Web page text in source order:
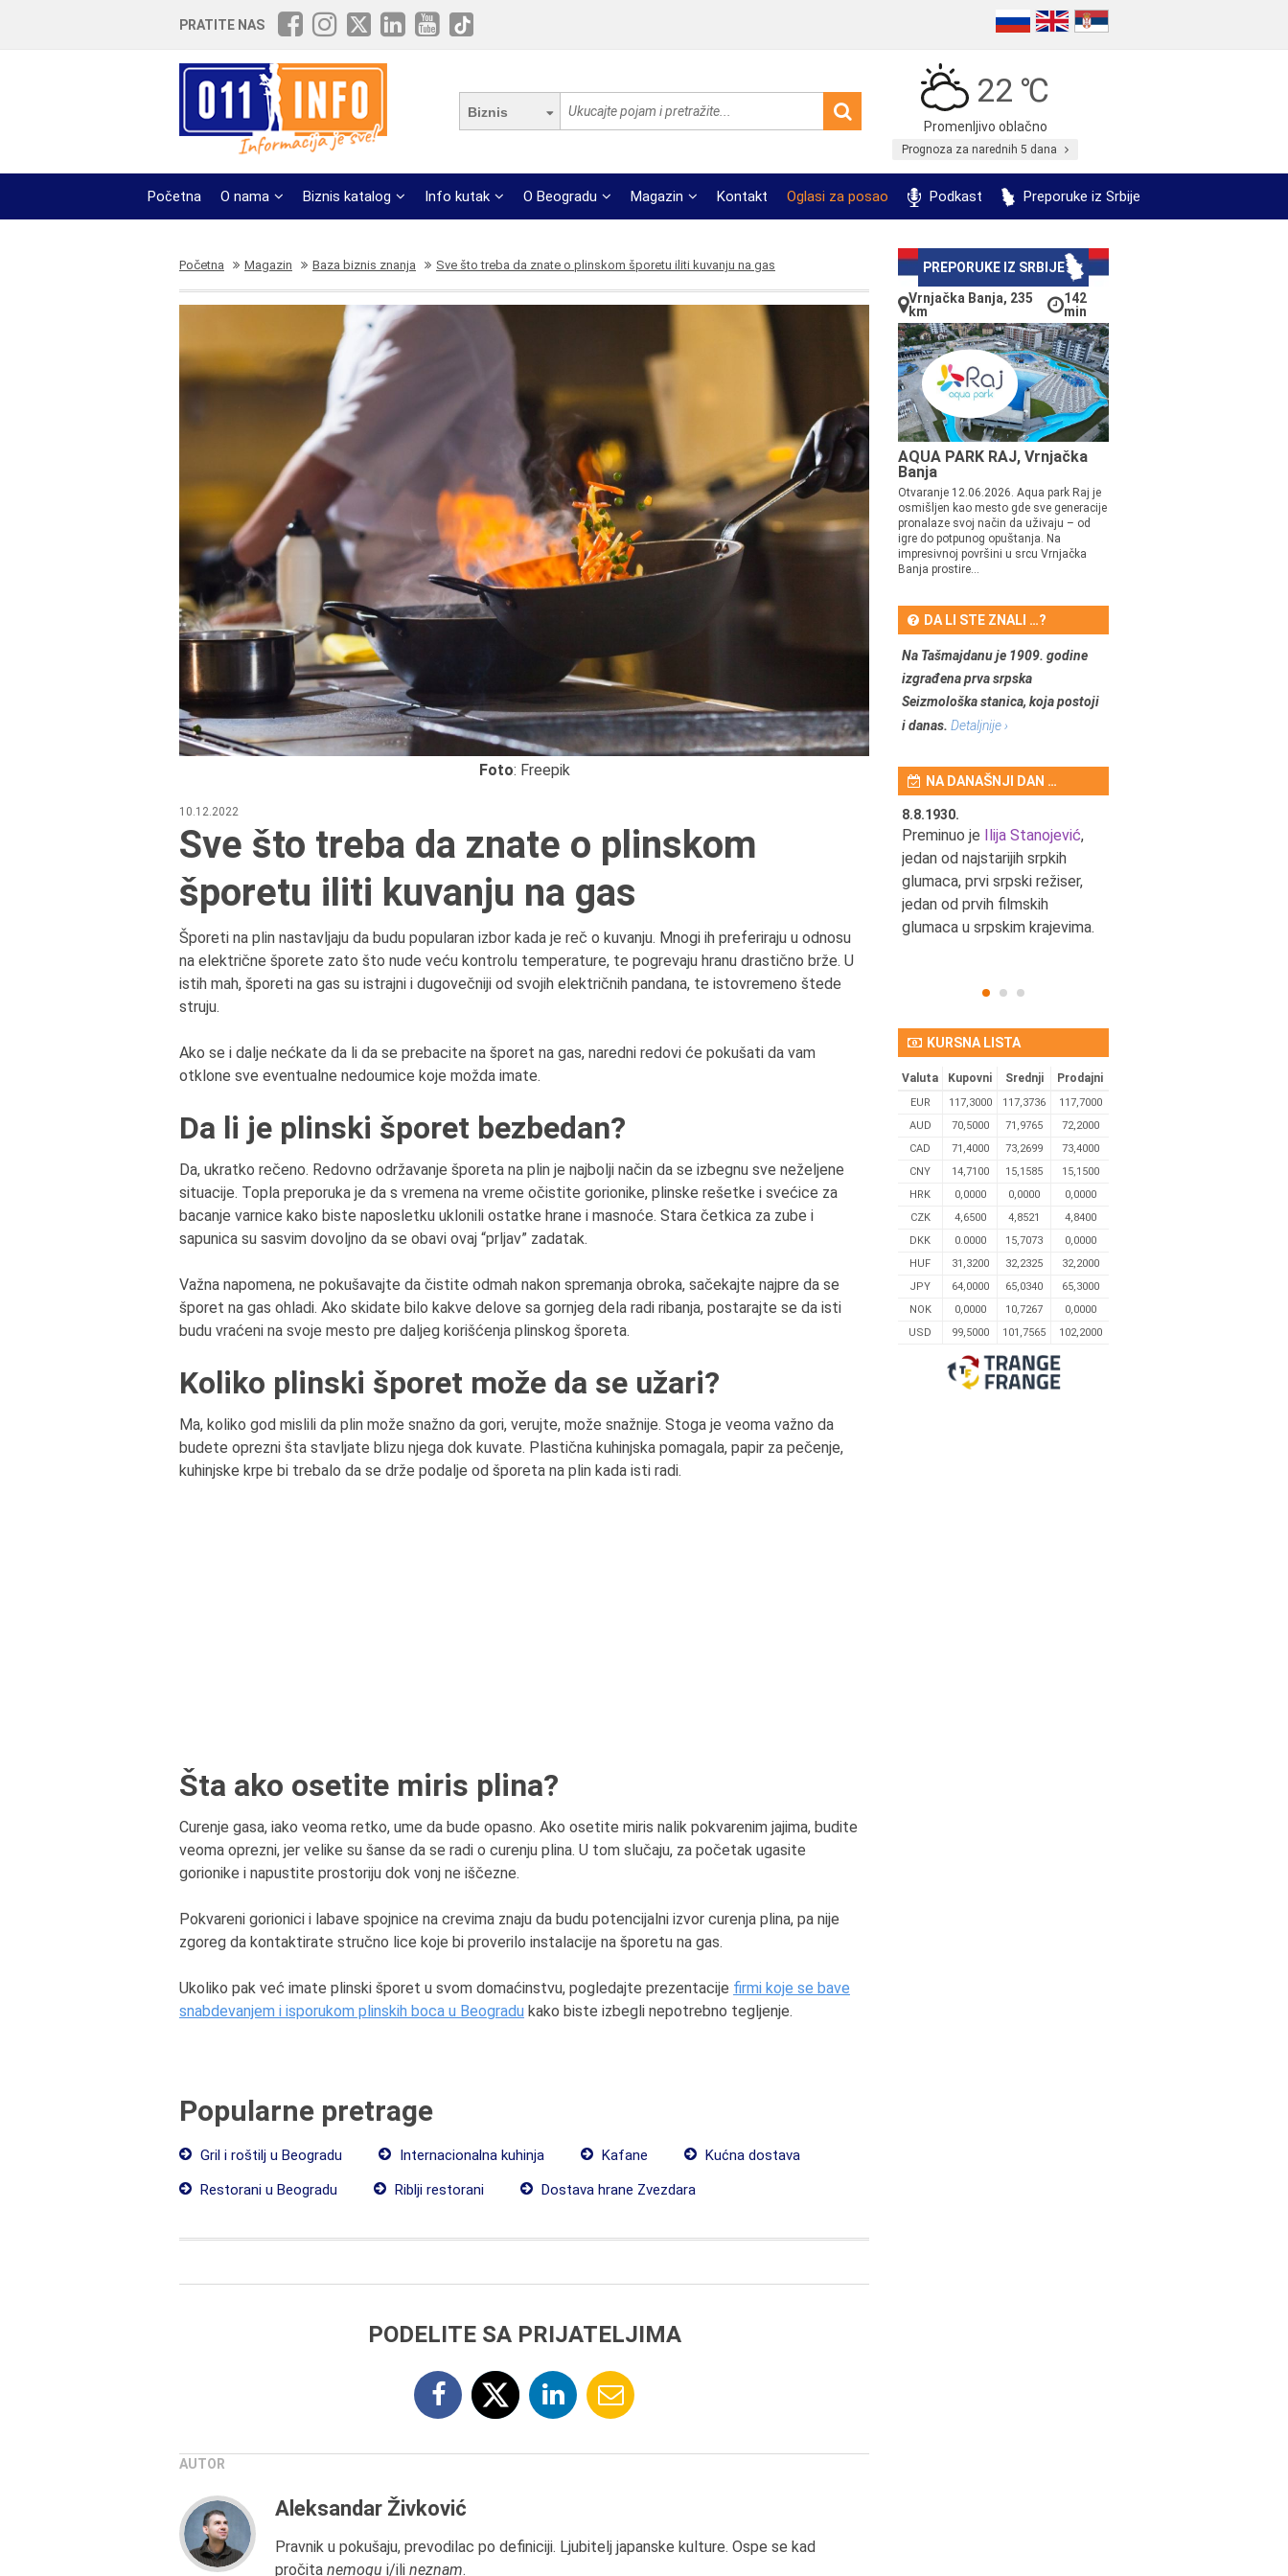
PRATITE NAS
Biznis
22 ℃
Promenljivo oblačno
Prognoza za narednih 5 dana
Početna O nama Biznis katalog Info kutak O Beogradu Magazin Kontakt Oglasi za posao Podkast Preporuke iz Srbije
Početna Magazin Baza biznis znanja Sve što treba da znate o plinskom šporetu iliti kuvanju na gas
Foto: Freepik
10.12.2022
Sve što treba da znate o plinskom
šporetu iliti kuvanju na gas
Šporeti na plin nastavljaju da budu popularan izbor kada je reč o kuvanju. Mnogi ih preferiraju u odnosu
na električne šporete zato što nude veću kontrolu temperature, te pogrevaju hranu drastično brže. U
istih mah, šporeti na gas su istrajni i dugovečniji od svojih električnih pandana, te istovremeno štede
struju.
Ako se i dalje nećkate da li da se prebacite na šporet na gas, naredni redovi će pokušati da vam
otklone sve eventualne nedoumice koje možda imate.
Da li je plinski šporet bezbedan?
Da, ukratko rečeno. Redovno održavanje šporeta na plin je najbolji način da se izbegnu sve neželjene
situacije. Topla preporuka je da s vremena na vreme očistite gorionike, plinske rešetke i svećice za
bacanje varnice kako biste naposletku uklonili ostatke hrane i masnoće. Stara četkica za zube i
sapunica su sasvim dovoljno da se obavi ovaj “prljav” zadatak.
Važna napomena, ne pokušavajte da čistite odmah nakon spremanja obroka, sačekajte najpre da se
šporet na gas ohladi. Ako skidate bilo kakve delove sa gornjeg dela radi ribanja, postarajte se da isti
budu vraćeni na svoje mesto pre daljeg korišćenja plinskog šporeta.
Koliko plinski šporet može da se užari?
Ma, koliko god mislili da plin može snažno da gori, verujte, može snažnije. Stoga je veoma važno da
budete oprezni šta stavljate blizu njega dok kuvate. Plastična kuhinjska pomagala, papir za pečenje,
kuhinjske krpe bi trebalo da se drže podalje od šporeta na plin kada isti radi.
Šta ako osetite miris plina?
Curenje gasa, iako veoma retko, ume da bude opasno. Ako osetite miris nalik pokvarenim jajima, budite
veoma oprezni, jer velike su šanse da se radi o curenju plina. U tom slučaju, za početak ugasite
gorionike i napustite prostoriju dok vonj ne iščezne.
Pokvareni gorionici i labave spojnice na crevima znaju da budu potencijalni izvor curenja plina, pa nije
zgoreg da kontaktirate stručno lice koje bi proverilo instalacije na šporetu na gas.
Ukoliko pak već imate plinski šporet u svom domaćinstvu, pogledajte prezentacije firmi koje se bave
snabdevanjem i isporukom plinskih boca u Beogradu kako biste izbegli nepotrebno tegljenje.
Popularne pretrage
Gril i roštilj u Beogradu Internacionalna kuhinja Kafane
Kućna dostava
Restorani u Beogradu
Riblji restorani Dostava hrane Zvezdara
PODELITE SA PRIJATELJIMA
AUTOR
Aleksandar Živković
Pravnik u pokušaju, prevodilac po definiciji. Ljubitelj japanske kulture. Ospe se kad
pročita nemogu i/ili neznam.
PREPORUKE IZ SRBIJE
Vrnjačka Banja, 235
km
142
min
AQUA PARK RAJ, Vrnjačka
Banja
Otvaranje 12.06.2026. Aqua park Raj je
osmišljen kao mesto gde sve generacije
pronalaze svoj način da uživaju – od
igre do potpunog opuštanja. Na
impresivnoj površini u srcu Vrnjačka
Banja prostire...
DA LI STE ZNALI …?
Na Tašmajdanu je 1909. godine
izgrađena prva srpska
Seizmološka stanica, koja postoji
i danas. Detaljnije ›
NA DANAŠNJI DAN …
Preminuo je Dejan Kosanović,
istoričar filma, filmski reditelj,
Beogradu.
8.8.1930.
Preminuo je Ilija Stanojević,
jedan od najstarijih srpkih
glumaca, prvi srpski režiser,
jedan od prvih filmskih
glumaca u srpskim krajevima.
KURSNA LISTA
Valuta Kupovni Srednji Prodajni
EUR 117,3000 117,3736
117,7000
AUD
70,5000 71,9765
72,2000
CAD
71,4000 73,2699
73,4000
CNY
14,7100 15,1585
15,1500
HRK
0,0000 0,0000
0,0000
CZK
4,6500 4,8521
4,8400
DKK
0.0000 15,7073
0,0000
HUF
31,3200 32,2325
32,2000
JPY
64,0000 65,0340
65,3000
NOK
0,0000 10,7267
0,0000
USD
99,5000 101,7565 102,2000